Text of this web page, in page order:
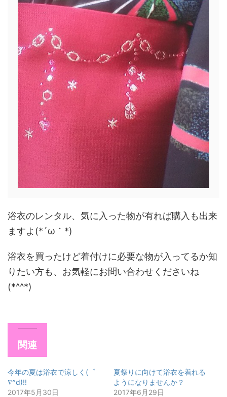
浴衣のレンタル、気に入った物が有れば購入も出来
ますよ(*´ω｀*)
浴衣を買ったけど着付けに必要な物が入ってるか知
りたい方も、お気軽にお問い合わせくださいね
(*^^*)
関連
今年の夏は浴衣で涼しく(゜
∇^d)!!
2017年5月30日
夏祭りに向けて浴衣を着れる
ようになりませんか？
2017年6月29日